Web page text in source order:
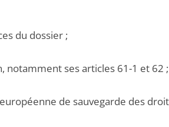
du dossier ;
notamment ses articles 61-1 et 62 ;
de sauvegarde des